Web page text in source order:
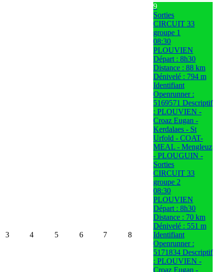
3 4 5 6 7 8
9
Sorties
CIRCUIT 33
groupe 1
08:30
PLOUVIEN
Départ : 8h30
Distance : 88 km
Dénivelé : 794 m
Identifiant
Openrunner :
5169571 Descriptif
: PLOUVIEN -
Croaz Eugan -
Kerdalaes - St
Urfold - COAT-
MEAL - Mengleuz
- PLOUGUIN -
Sorties
CIRCUIT 33
groupe 2
08:30
PLOUVIEN
Départ : 8h30
Distance : 70 km
Dénivelé : 551 m
Identifiant
Openrunner :
5171834 Descriptif
: PLOUVIEN -
Croaz Eugan -